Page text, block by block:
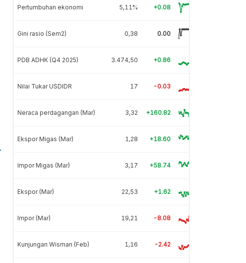
Pertumbuhan ekonomi 5,11% +0.08
Gini rasio (Sem2) 0,38 0.00
PDB ADHK (Q4 2025) 3.474,50 +0.86
Nilai Tukar USDIDR 17 -0.03
Neraca perdagangan (Mar) 3,32 +160.82
Ekspor Migas (Mar) 1,28 +18.60
Impor Migas (Mar) 3,17 +58.74
Ekspor (Mar) 22,53 +1.62
Impor (Mar) 19,21 -8.08
Kunjungan Wisman (Feb) 1,16 -2.42